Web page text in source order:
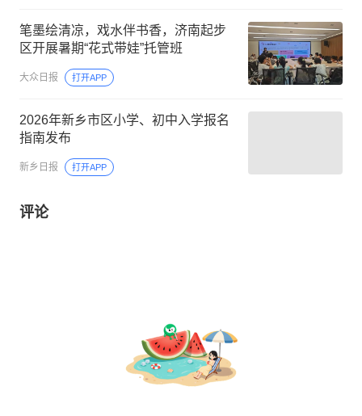
笔墨绘清凉，戏水伴书香，济南起步
区开展暑期“花式带娃”托管班
大众日报 打开APP
2026年新乡市区小学、初中入学报名
指南发布
新乡日报 打开APP
评论